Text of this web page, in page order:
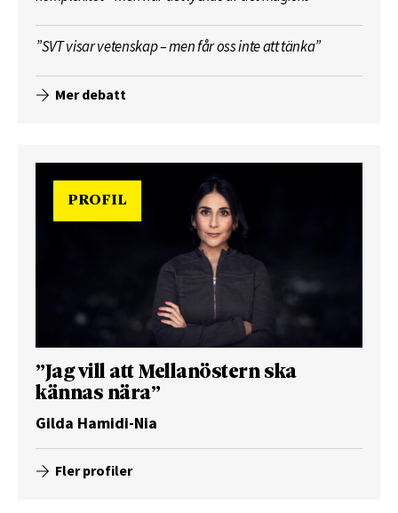
”SVT visar vetenskap – men får oss inte att tänka”
Mer debatt
PROFIL
”Jag vill att Mellanöstern ska
kännas nära”
Gilda Hamidi-Nia
Fler profiler